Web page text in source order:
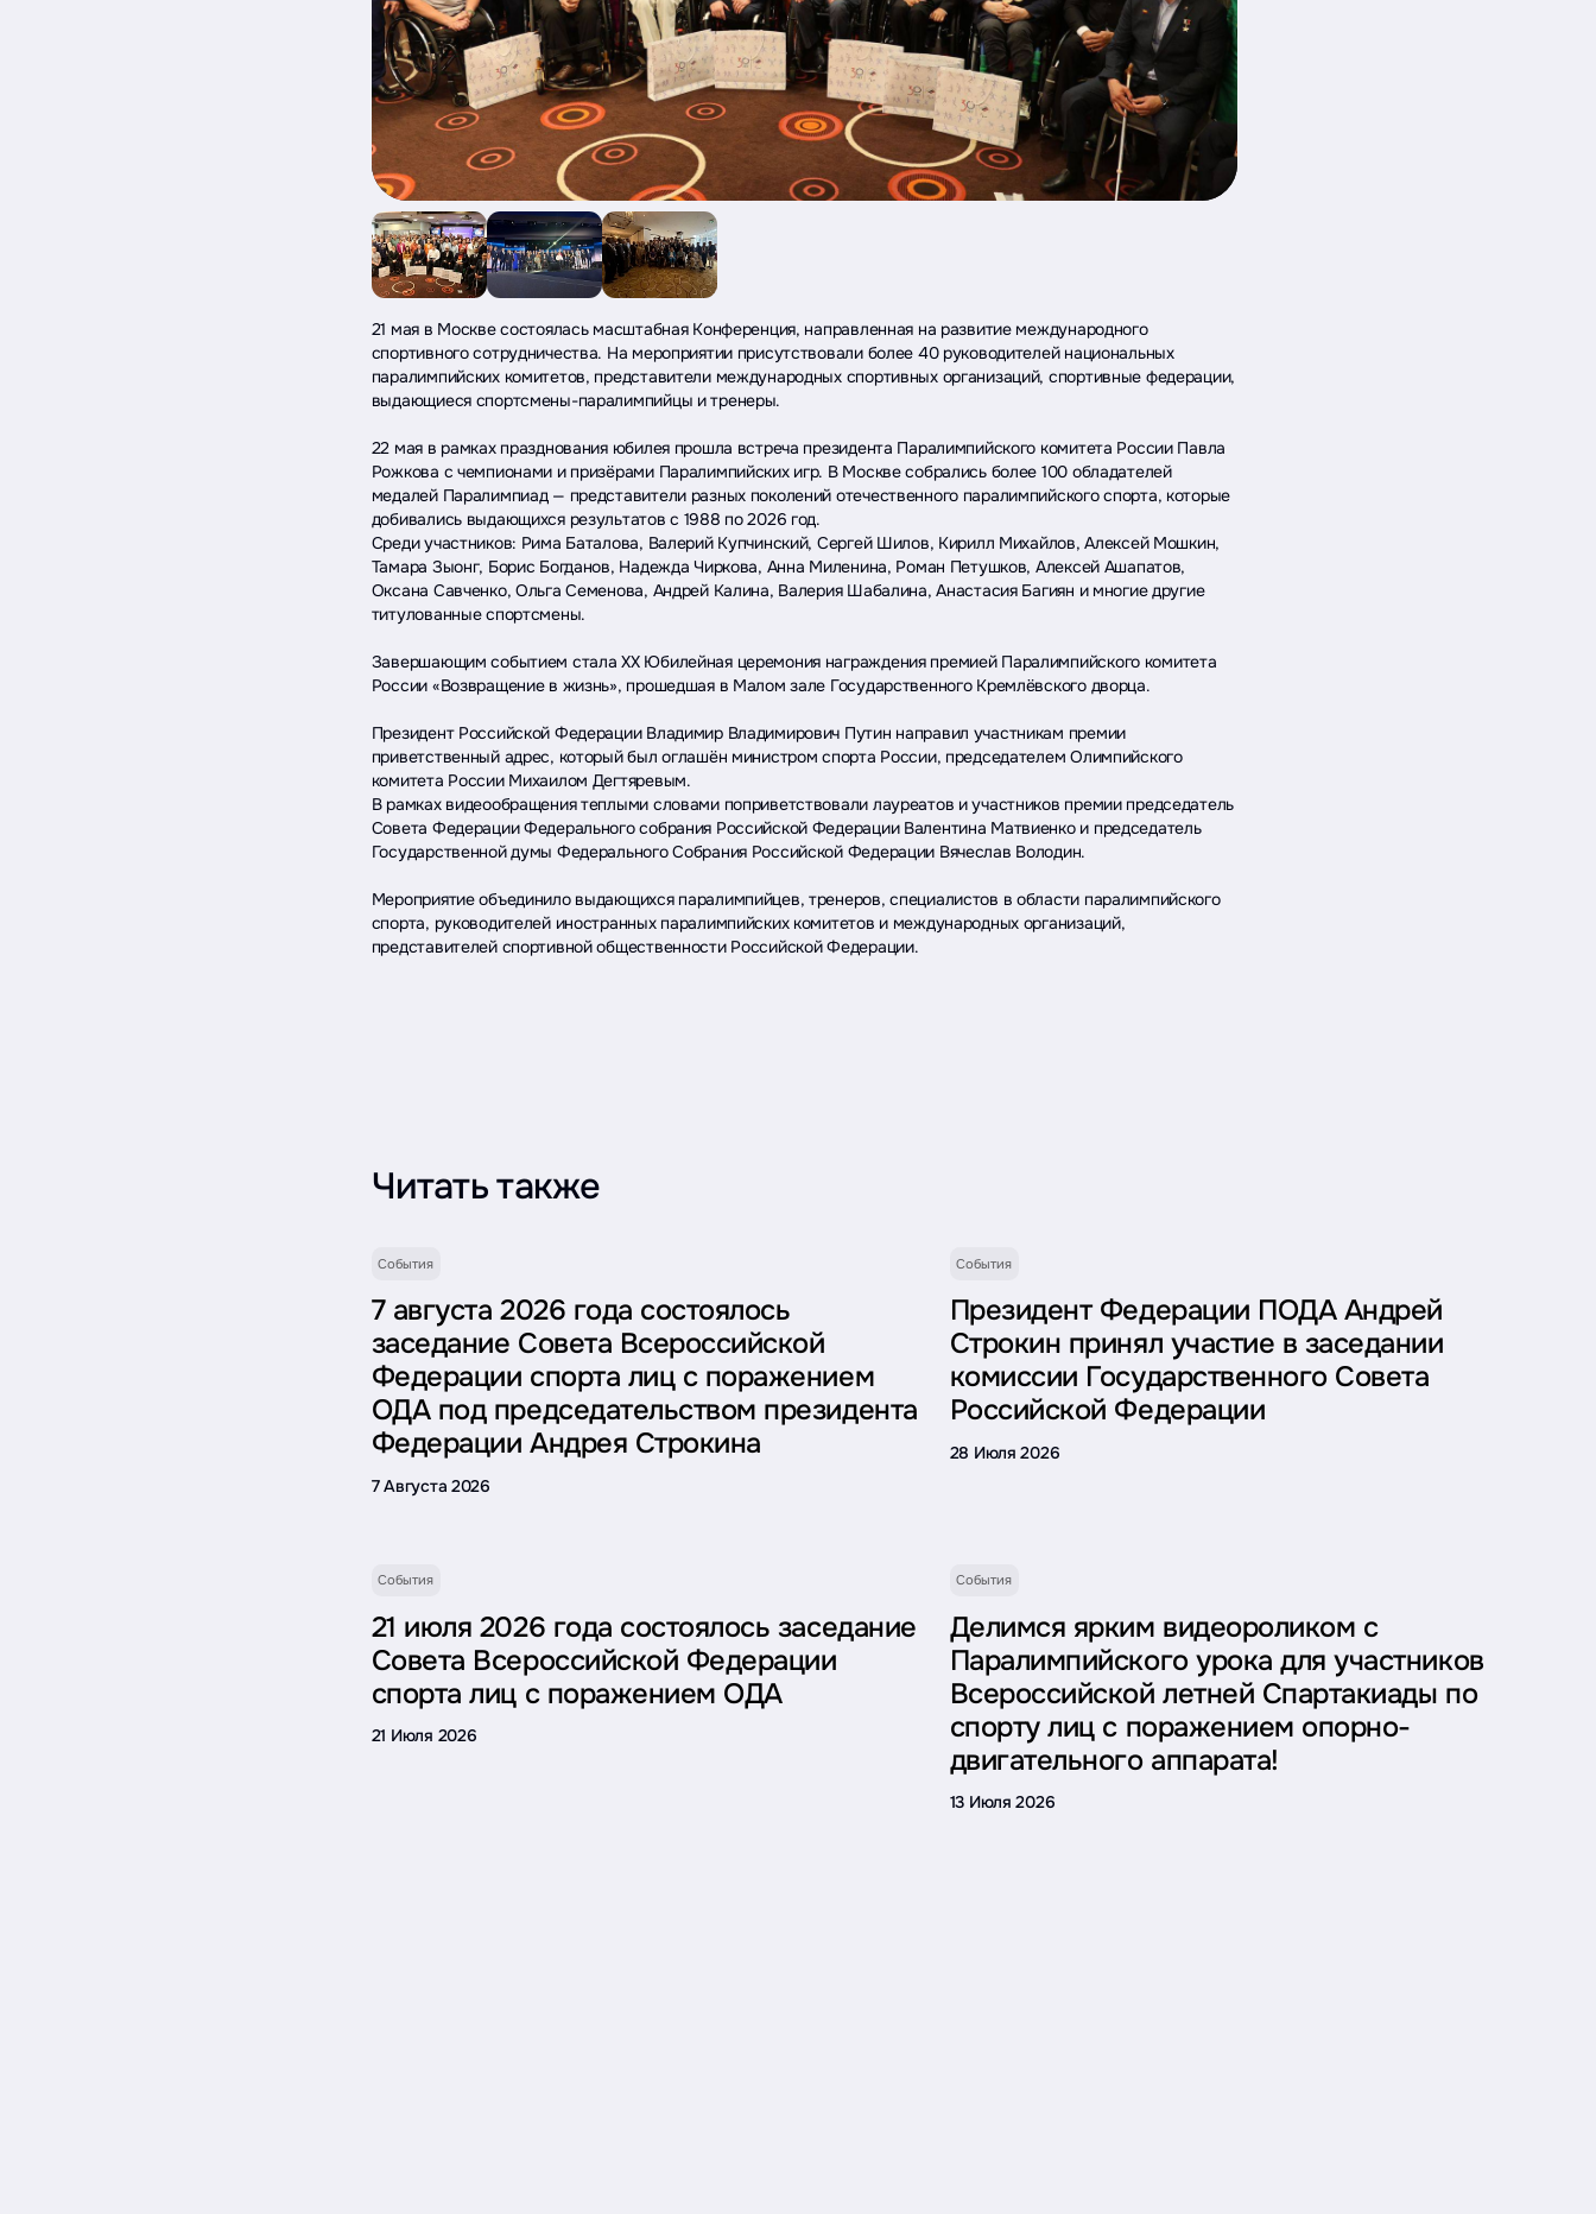
21 мая в Москве состоялась масштабная Конференция, направленная на развитие международного
спортивного сотрудничества. На мероприятии присутствовали более 40 руководителей национальных
паралимпийских комитетов, представители международных спортивных организаций, спортивные федерации,
выдающиеся спортсмены-паралимпийцы и тренеры.
22 мая в рамках празднования юбилея прошла встреча президента Паралимпийского комитета России Павла
Рожкова с чемпионами и призёрами Паралимпийских игр. В Москве собрались более 100 обладателей
медалей Паралимпиад — представители разных поколений отечественного паралимпийского спорта, которые
добивались выдающихся результатов с 1988 по 2026 год.
Среди участников: Рима Баталова, Валерий Купчинский, Сергей Шилов, Кирилл Михайлов, Алексей Мошкин,
Тамара Зыонг, Борис Богданов, Надежда Чиркова, Анна Миленина, Роман Петушков, Алексей Ашапатов,
Оксана Савченко, Ольга Семенова, Андрей Калина, Валерия Шабалина, Анастасия Багиян и многие другие
титулованные спортсмены.
Завершающим событием стала XX Юбилейная церемония награждения премией Паралимпийского комитета
России «Возвращение в жизнь», прошедшая в Малом зале Государственного Кремлёвского дворца.
Президент Российской Федерации Владимир Владимирович Путин направил участникам премии
приветственный адрес, который был оглашён министром спорта России, председателем Олимпийского
комитета России Михаилом Дегтяревым.
В рамках видеообращения теплыми словами поприветствовали лауреатов и участников премии председатель
Совета Федерации Федерального собрания Российской Федерации Валентина Матвиенко и председатель
Государственной думы Федерального Собрания Российской Федерации Вячеслав Володин.
Мероприятие объединило выдающихся паралимпийцев, тренеров, специалистов в области паралимпийского
спорта, руководителей иностранных паралимпийских комитетов и международных организаций,
представителей спортивной общественности Российской Федерации.
Читать также
События
7 августа 2026 года состоялось
заседание Совета Всероссийской
Федерации спорта лиц с поражением
ОДА под председательством президента
Федерации Андрея Строкина
7 Августа 2026
События
Президент Федерации ПОДА Андрей
Строкин принял участие в заседании
комиссии Государственного Совета
Российской Федерации
28 Июля 2026
События
21 июля 2026 года состоялось заседание
Совета Всероссийской Федерации
спорта лиц с поражением ОДА
21 Июля 2026
События
Делимся ярким видеороликом с
Паралимпийского урока для участников
Всероссийской летней Спартакиады по
спорту лиц с поражением опорно-
двигательного аппарата!
13 Июля 2026